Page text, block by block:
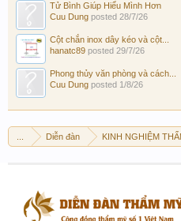
Tử Bình Giúp Hiểu Mình Hơn
Cuu Dung posted 28/7/26
Cột chắn inox dây kéo và cột...
hanatc89 posted 29/7/26
Phong thủy văn phòng và cách...
Cuu Dung posted 1/8/26
... Diễn đàn KINH NGHIỆM